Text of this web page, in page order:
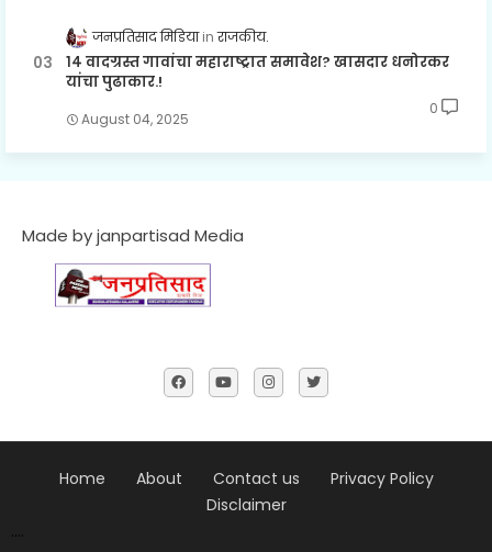
जनप्रतिसाद मिडिया राजकीय.
१४ वादग्रस्त गावांचा महाराष्ट्रात समावेश? खासदार धनोरकर
यांचा पुढाकार.!
August 04, 2025
0
Made by janpartisad Media
Home About Contact us
Privacy Policy
Disclaimer
....